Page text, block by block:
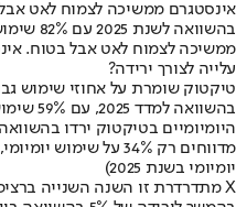
בהשוואה לשנת 2025 עם 82% שימוש בשנה הנוכחית.
ממשיכה לצמוח לאט אבל בטוח.
עלייה לצורך ירידה?
טיקטוק שומרת על אחוזי שימוש
יומיומי בשנת 2025)